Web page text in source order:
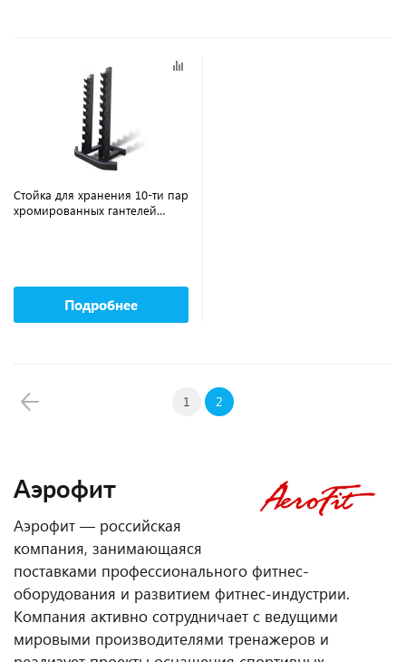
Аэрофит
Аэрофит — российская
компания, занимающаяся
поставками профессионального фитнес-
оборудования и развитием фитнес-индустрии.
Компания активно сотрудничает с ведущими
мировыми производителями тренажеров и
Стойка для хранения 10-ти пар
хромированных гантелей
Подробнее
1 2